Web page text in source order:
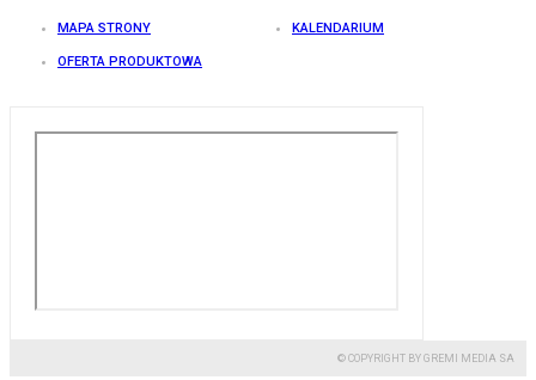
MAPA STRONY KALENDARIUM
OFERTA PRODUKTOWA
© COPYRIGHT BY GREMI MEDIA SA